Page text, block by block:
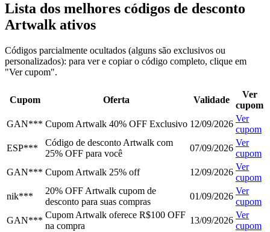
Lista dos melhores códigos de desconto
Artwalk ativos
Códigos parcialmente ocultados (alguns são exclusivos ou
personalizados): para ver e copiar o código completo, clique em
"Ver cupom".
Cupom Oferta Validade
Ver
cupom
GAN*** Cupom Artwalk 40% OFF Exclusivo 12/09/2026
Ver
cupom
ESP***
Código de desconto Artwalk com
25% OFF para você
07/09/2026
Ver
cupom
GAN*** Cupom Artwalk 25% off 12/09/2026
Ver
cupom
nik***
20% OFF Artwalk cupom de
desconto para suas compras
01/09/2026
Ver
cupom
GAN***
Cupom Artwalk oferece R$100 OFF
na compra
13/09/2026
Ver
cupom